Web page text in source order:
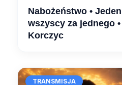
Nabożeństwo •
wszyscy za jednego
Korczyc
TRANSMISJA